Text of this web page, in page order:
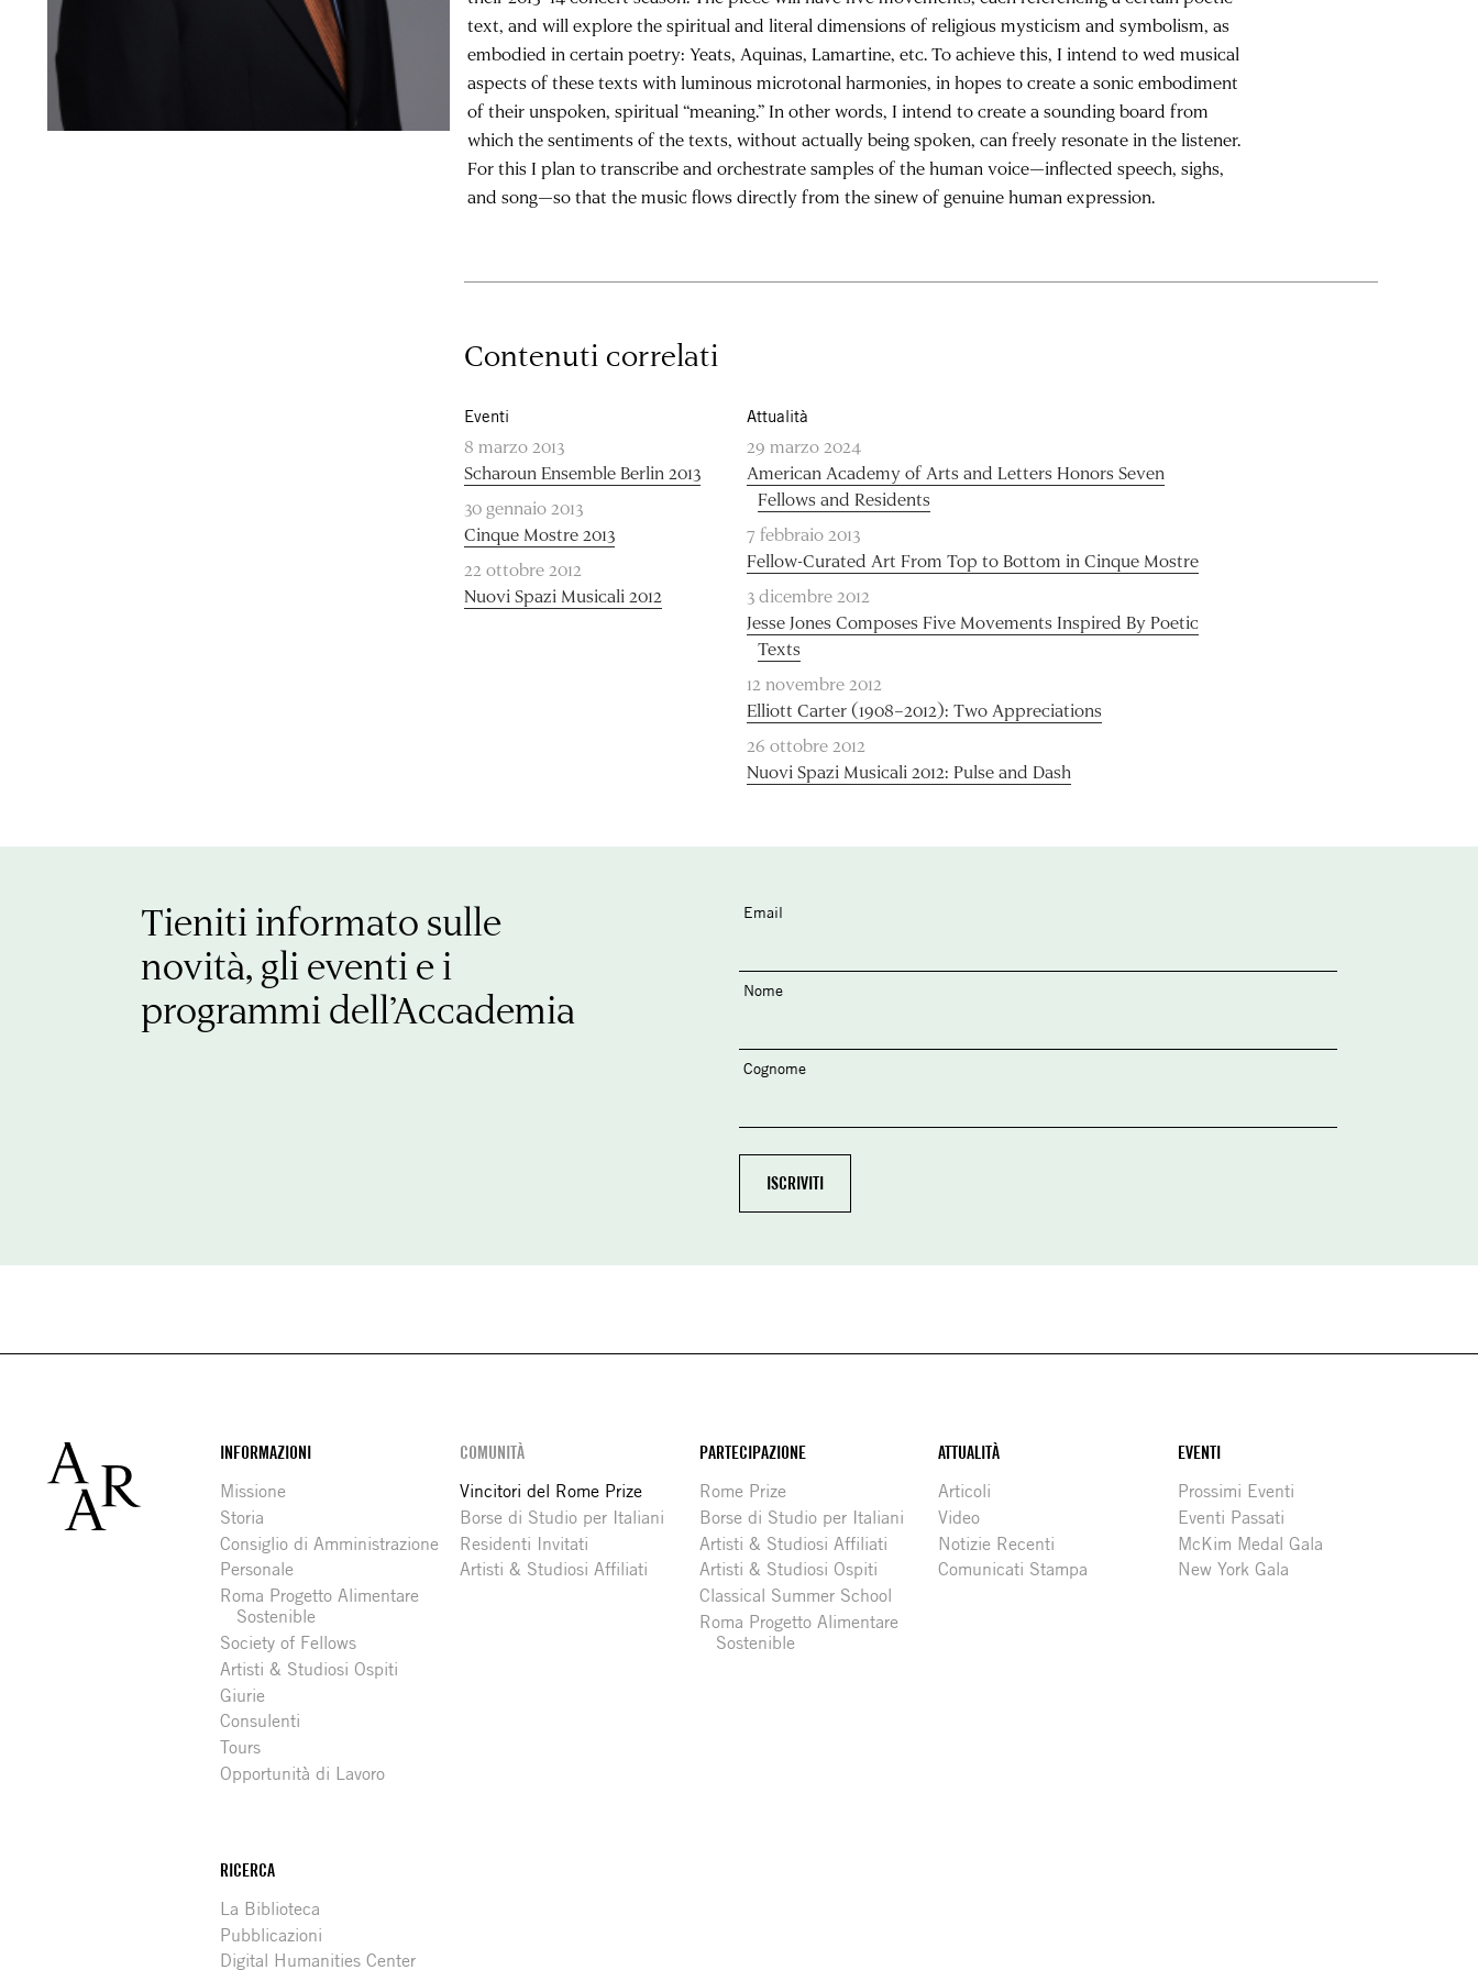
text, and will explore the spiritual and literal dimensions of religious mysticism and symbolism, as
embodied in certain poetry: Yeats, Aquinas, Lamartine, etc. To achieve this, I intend to wed musical
aspects of these texts with luminous microtonal harmonies, in hopes to create a sonic embodiment
of their unspoken, spiritual “meaning.” In other words, I intend to create a sounding board from
which the sentiments of the texts, without actually being spoken, can freely resonate in the listener.
For this I plan to transcribe and orchestrate samples of the human voice—inflected speech, sighs,
and song—so that the music flows directly from the sinew of genuine human expression.
Contenuti correlati
Eventi
8 marzo 2013
Scharoun Ensemble Berlin 2013
30 gennaio 2013
Cinque Mostre 2013
22 ottobre 2012
Nuovi Spazi Musicali 2012
Attualità
29 marzo 2024
American Academy of Arts and Letters Honors Seven
Fellows and Residents
7 febbraio 2013
Fellow-Curated Art From Top to Bottom in Cinque Mostre
3 dicembre 2012
Jesse Jones Composes Five Movements Inspired By Poetic
Texts
12 novembre 2012
Elliott Carter (1908–2012): Two Appreciations
26 ottobre 2012
Nuovi Spazi Musicali 2012: Pulse and Dash
Tieniti informato sulle
novità, gli eventi e i
programmi dell’Accademia
Email
Nome
Cognome
Footer
INFORMAZIONI
Missione
Storia
Consiglio di Amministrazione
Personale
Roma Progetto Alimentare
Sostenible
Society of Fellows
Artisti & Studiosi Ospiti
Giurie
Consulenti
Tours
Opportunità di Lavoro
COMUNITÀ
Vincitori del Rome Prize
Borse di Studio per Italiani
Residenti Invitati
Artisti & Studiosi Affiliati
PARTECIPAZIONE
Rome Prize
Borse di Studio per Italiani
Artisti & Studiosi Affiliati
Artisti & Studiosi Ospiti
Classical Summer School
Roma Progetto Alimentare
Sostenible
ATTUALITÀ
Articoli
Video
Notizie Recenti
Comunicati Stampa
EVENTI
Prossimi Eventi
Eventi Passati
McKim Medal Gala
New York Gala
RICERCA
La Biblioteca
Pubblicazioni
Digital Humanities Center